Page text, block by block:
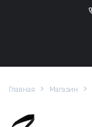
Главная Магазин